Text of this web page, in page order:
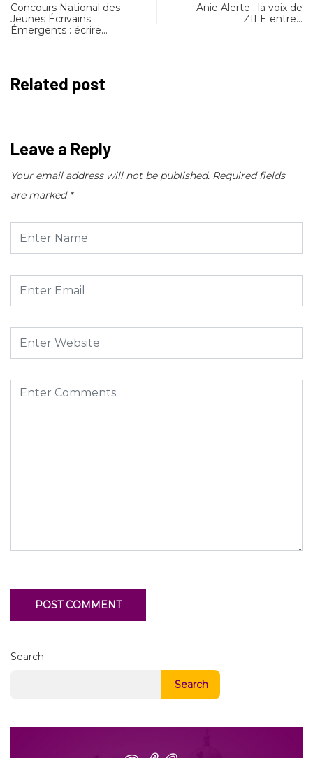
Concours National des
Jeunes Écrivains
Émergents : écrire…
Anie Alerte : la voix de
ZILE entre…
Related post
Leave a Reply
Your email address will not be published. Required fields
are marked *
Search
Search